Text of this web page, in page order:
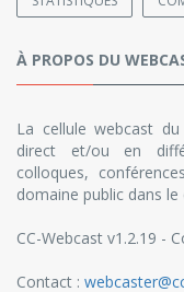
À PROPOS DU
La cellule webcast
direct et/ou en
colloques,
domaine public dans
CC-Webcast v1.2.19 -
Contact :